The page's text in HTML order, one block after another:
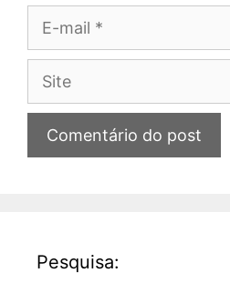
Site
Pesquisa: